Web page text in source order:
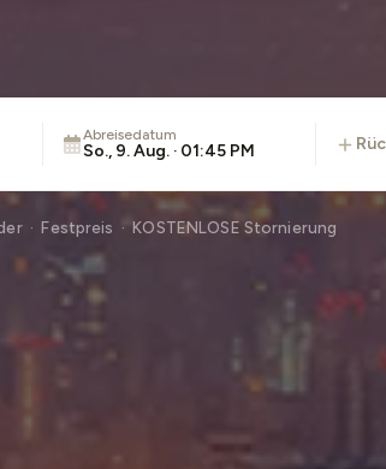
Abreisedatum
So., 9. Aug. · 01:45 PM
· Festpreis · KOSTENLOSE Stornierung